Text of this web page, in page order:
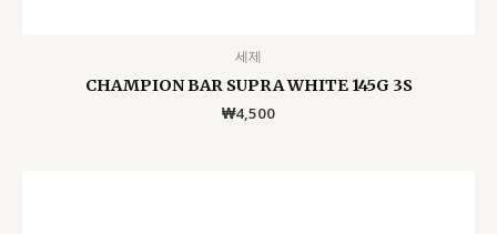
세제
CHAMPION BAR SUPRA WHITE 145G 3S
₩4,500